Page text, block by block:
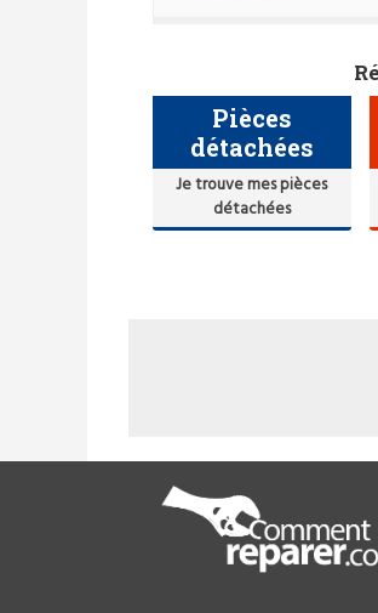
Pièces
détachées
Je trouve mes pièces
détachées